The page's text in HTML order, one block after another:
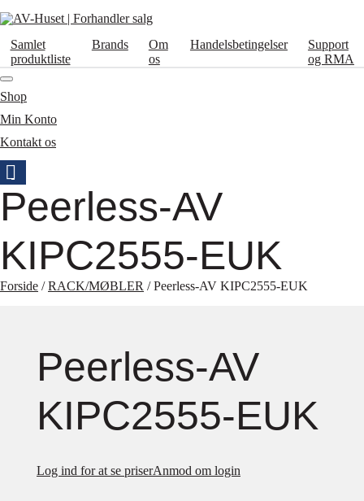
Samlet
produktliste
Brands
Om
os
Handelsbetingelser
Support
og RMA
Shop
Min Konto
Kontakt os
Peerless-AV
KIPC2555-EUK
Forside /RACK/MØBLER / Peerless-AV KIPC2555-EUK
Peerless-AV
KIPC2555-EUK
Log ind for at se priserAnmod om login